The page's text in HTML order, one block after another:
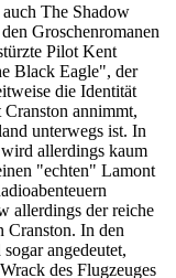
The Shadow
Groschenromanen
Pilot Kent
Black Eagle", der
die Identität
annimmt,
unterwegs ist. In
allerdings kaum
"echten" Lamont
allerdings der reiche
Cranston. In den
angedeutet,
des Flugzeuges